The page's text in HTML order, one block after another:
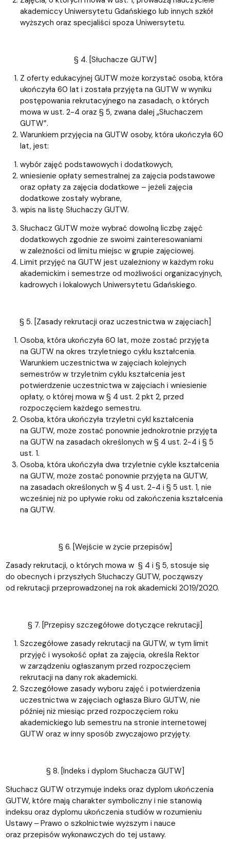
akademiccy Uniwersytetu Gdańskiego lub innych szkół
wyższych oraz specjaliści spoza Uniwersytetu.
§ 4. [Słuchacze GUTW]
Z oferty edukacyjnej GUTW może korzystać osoba, która
ukończyła 60 lat i została przyjęta na GUTW w wyniku
postępowania rekrutacyjnego na zasadach, o których
mowa w ust. 2-4 oraz § 5, zwana dalej „Słuchaczem
GUTW”.
Warunkiem przyjęcia na GUTW osoby, która ukończyła 60
lat, jest:
wybór zajęć podstawowych i dodatkowych,
wniesienie opłaty semestralnej za zajęcia podstawowe
oraz opłaty za zajęcia dodatkowe – jeżeli zajęcia
dodatkowe zostały wybrane,
wpis na listę Słuchaczy GUTW.
Słuchacz GUTW może wybrać dowolną liczbę zajęć
dodatkowych zgodnie ze swoimi zainteresowaniami
w zależności od limitu miejsc w grupie zajęciowej.
Limit przyjęć na GUTW jest uzależniony w każdym roku
akademickim i semestrze od możliwości organizacyjnych,
kadrowych i lokalowych Uniwersytetu Gdańskiego.
§ 5. [Zasady rekrutacji oraz uczestnictwa w zajęciach]
Osoba, która ukończyła 60 lat, może zostać przyjęta
na GUTW na okres trzyletniego cyklu kształcenia.
Warunkiem uczestnictwa w zajęciach kolejnych
semestrów w trzyletnim cyklu kształcenia jest
potwierdzenie uczestnictwa w zajęciach i wniesienie
opłaty, o której mowa w § 4 ust. 2 pkt 2, przed
rozpoczęciem każdego semestru.
Osoba, która ukończyła trzyletni cykl kształcenia
na GUTW, może zostać ponownie jednokrotnie przyjęta
na GUTW na zasadach określonych w § 4 ust. 2-4 i § 5
ust. 1.
Osoba, która ukończyła dwa trzyletnie cykle kształcenia
na GUTW, może zostać ponownie przyjęta na GUTW,
na zasadach określonych w § 4 ust. 2-4 i § 5 ust. 1, nie
wcześniej niż po upływie roku od zakończenia kształcenia
na GUTW.
§ 6. [Wejście w życie przepisów]
Zasady rekrutacji, o których mowa w § 4 i § 5, stosuje się
do obecnych i przyszłych Słuchaczy GUTW, począwszy
od rekrutacji przeprowadzonej na rok akademicki 2019/2020.
§ 7. [Przepisy szczegółowe dotyczące rekrutacji]
Szczegółowe zasady rekrutacji na GUTW, w tym limit
przyjęć i wysokość opłat za zajęcia, określa Rektor
w zarządzeniu ogłaszanym przed rozpoczęciem
rekrutacji na dany rok akademicki.
Szczegółowe zasady wyboru zajęć i potwierdzenia
uczestnictwa w zajęciach ogłasza Biuro GUTW, nie
później niż miesiąc przed rozpoczęciem roku
akademickiego lub semestru na stronie internetowej
GUTW oraz w inny sposób zwyczajowo przyjęty.
§ 8. [Indeks i dyplom Słuchacza GUTW]
Słuchacz GUTW otrzymuje indeks oraz dyplom ukończenia
GUTW, które mają charakter symboliczny i nie stanowią
indeksu oraz dyplomu ukończenia studiów w rozumieniu
Ustawy ‒ Prawo o szkolnictwie wyższym i nauce
oraz przepisów wykonawczych do tej ustawy.